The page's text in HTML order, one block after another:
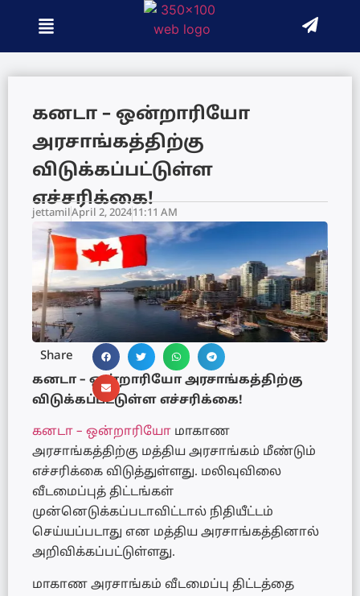
கனடா – ஒன்றாரியோ
அரசாங்கத்திற்கு
விடுக்கப்பட்டுள்ள
எச்சரிக்கை!
jettamilApril 2, 202411:11 AM
Share
கனடா – ஒன்றாரியோ அரசாங்கத்திற்கு
விடுக்கப்பட்டுள்ள எச்சரிக்கை!
கனடா – ஒன்றாரியோ மாகாண
அரசாங்கத்திற்கு மத்திய அரசாங்கம் மீண்டும்
எச்சரிக்கை விடுத்துள்ளது. மலிவுவிலை
வீடமைப்புத் திட்டங்கள்
முன்னெடுக்கப்படாவிட்டால் நிதியீட்டம்
செய்யப்படாது என மத்திய அரசாங்கத்தினால்
அறிவிக்கப்பட்டுள்ளது.
மாகாண அரசாங்கம் வீடமைப்பு திட்டத்தை